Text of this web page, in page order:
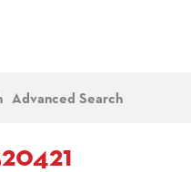
Advanced Search